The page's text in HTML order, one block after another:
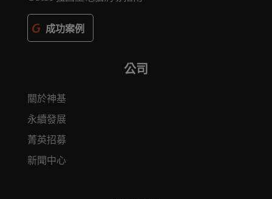
成功案例
公司
關於神基
永續發展
菁英招募
新聞中心